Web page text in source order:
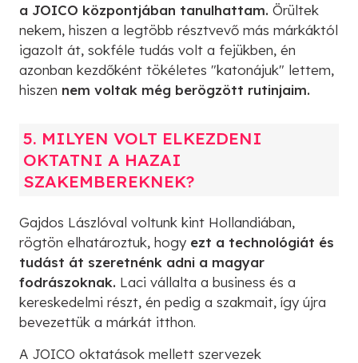
a JOICO központjában tanulhattam. Örültek
nekem, hiszen a legtöbb résztvevő más márkáktól
igazolt át, sokféle tudás volt a fejükben, én
azonban kezdőként tökéletes "katonájuk" lettem,
hiszen nem voltak még berögzött rutinjaim.
5. MILYEN VOLT ELKEZDENI
OKTATNI A HAZAI
SZAKEMBEREKNEK?
Gajdos Lászlóval voltunk kint Hollandiában,
rögtön elhatároztuk, hogy ezt a technológiát és
tudást át szeretnénk adni a magyar
fodrászoknak. Laci vállalta a business és a
kereskedelmi részt, én pedig a szakmait, így újra
bevezettük a márkát itthon.
A JOICO oktatások mellett szervezek